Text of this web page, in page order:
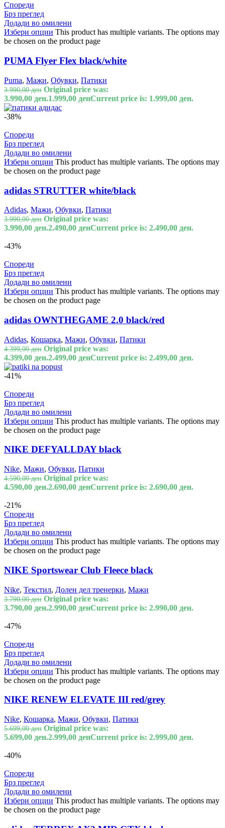
Спореди
Брз преглед
Додади во омилени
Избери опции This product has multiple variants. The options may
be chosen on the product page
PUMA Flyer Flex black/white
Puma, Мажи, Обувки, Патики
3.990,00ден Original price was:
3.990,00 ден.1.999,00 денCurrent price is: 1.999,00 ден.
-38%
Спореди
Брз преглед
Додади во омилени
Избери опции This product has multiple variants. The options may
be chosen on the product page
adidas STRUTTER white/black
Adidas, Мажи, Обувки, Патики
3.990,00ден Original price was:
3.990,00 ден.2.490,00 денCurrent price is: 2.490,00 ден.
-43%
Спореди
Брз преглед
Додади во омилени
Избери опции This product has multiple variants. The options may
be chosen on the product page
adidas OWNTHEGAME 2.0 black/red
Adidas, Кошарка, Мажи, Обувки, Патики
4.399,00ден Original price was:
4.399,00 ден.2.499,00 денCurrent price is: 2.499,00 ден.
-41%
Спореди
Брз преглед
Додади во омилени
Избери опции This product has multiple variants. The options may
be chosen on the product page
NIKE DEFYALLDAY black
Nike, Мажи, Обувки, Патики
4.590,00ден Original price was:
4.590,00 ден.2.690,00 денCurrent price is: 2.690,00 ден.
-21%
Спореди
Брз преглед
Додади во омилени
Избери опции This product has multiple variants. The options may
be chosen on the product page
NIKE Sportswear Club Fleece black
Nike, Текстил, Долен дел тренерки, Мажи
3.790,00ден Original price was:
3.790,00 ден.2.990,00 денCurrent price is: 2.990,00 ден.
-47%
Спореди
Брз преглед
Додади во омилени
Избери опции This product has multiple variants. The options may
be chosen on the product page
NIKE RENEW ELEVATE III red/grey
Nike, Кошарка, Мажи, Обувки, Патики
5.699,00ден Original price was:
5.699,00 ден.2.999,00 денCurrent price is: 2.999,00 ден.
-40%
Спореди
Брз преглед
Додади во омилени
Избери опции This product has multiple variants. The options may
be chosen on the product page